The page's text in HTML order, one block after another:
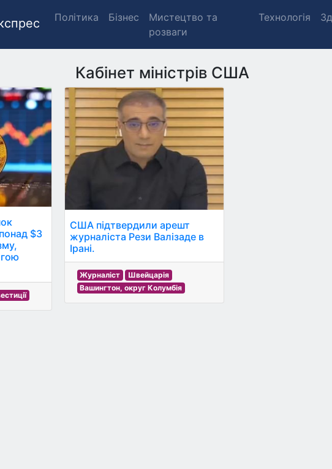
Політика Бізнес
Мистецтво та
розваги
Технологія
Кабінет міністрів США
$3
США підтвердили арешт
журналіста Рези Валізаде в
Ірані.
Журналіст
Швейцарія
Вашингтон, округ Колумбія